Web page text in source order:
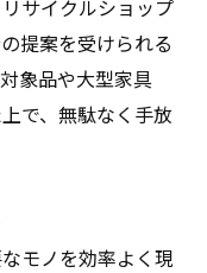
サイクルショップ
提案を受けられる
象品や大型家具
で、無駄なく手放
モノを効率よく現